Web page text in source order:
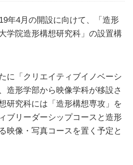
年4月の開設に向けて、「造形
学院造形構想研究科」の設置構
に「クリエイティブイノベーシ
造形学部から映像学科が移設さ
研究科には「造形構想専攻」を
ブリーダーシップコースと造形
映像・写真コースを置く予定と